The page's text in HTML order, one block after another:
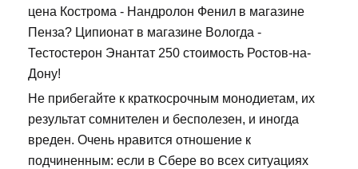
цена Кострома - Нандролон Фенил в магазине
Пенза? Ципионат в магазине Вологда -
Тестостерон Энантат 250 стоимость Ростов-на-
Дону!
Не прибегайте к краткосрочным монодиетам, их
результат сомнителен и бесполезен, и иногда
вреден. Очень нравится отношение к
подчиненным: если в Сбере во всех ситуациях